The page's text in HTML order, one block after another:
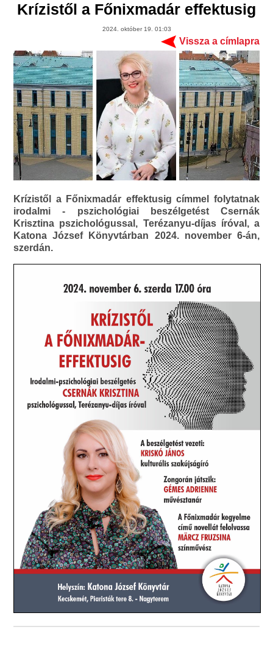
Krízistől a Főnixmadár effektusig
2024. október 19. 01:03
Vissza a címlapra
Krízistől a Főnixmadár effektusig címmel folytatnak
irodalmi - pszichológiai beszélgetést Csernák
Krisztina pszichológussal, Terézanyu-díjas íróval, a
Katona József Könyvtárban 2024. november 6-án,
szerdán.